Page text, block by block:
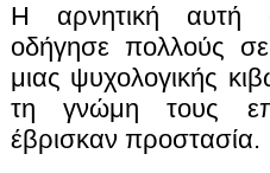
Η αρνητική αυτή
οδήγησε πολλούς
μιας ψυχολογικής
τη γνώμη τους
έβρισκαν προστασία.